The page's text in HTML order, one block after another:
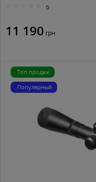
0
11 190 грн
Топ продаж
Популярный